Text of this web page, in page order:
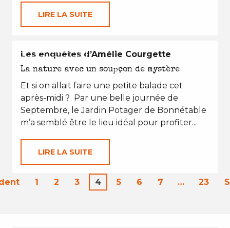
LIRE LA SUITE
EN TOUTES SAISONS
Les enquêtes d’Amélie Courgette
La nature avec un soupçon de mystère
Et si on allait faire une petite balade cet
après-midi ? Par une belle journée de
Septembre, le Jardin Potager de Bonnétable
m’a semblé être le lieu idéal pour profiter...
LIRE LA SUITE
1 2 3 4 5 6 7 … 23